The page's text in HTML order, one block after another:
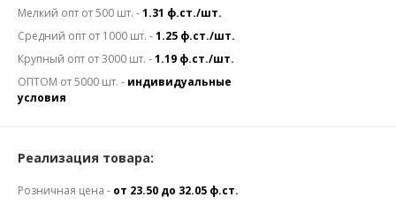
Мелкий опт от 500 шт. -1.31 ф.ст./шт.
Средний опт от 1000 шт. -1.25 ф.ст./шт.
Крупный опт от 3000 шт. -1.19 ф.ст./шт.
ОПТОМ от 5000 шт. - индивидуальные
условия
Реализация товара:
Розничная цена - от 23.50 до 32.05 ф.ст.